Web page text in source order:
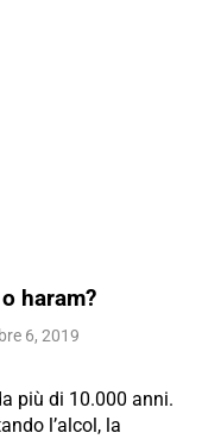
haram?
6, 2019
più di 10.000 anni.
l’alcol, la